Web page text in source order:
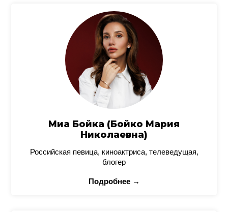
Миа Бойка (Бойко Мария
Николаевна)
Российская певица, киноактриса, телеведущая,
блогер
Подробнее →